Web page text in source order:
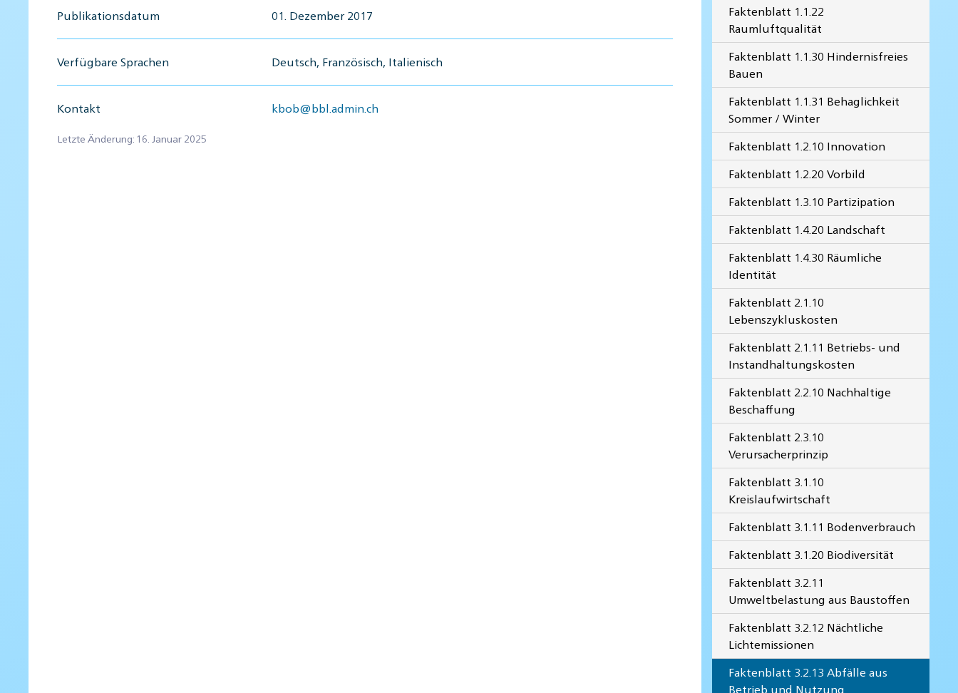
Publikationsdatum 01. Dezember 2017
Verfügbare Sprachen Deutsch, Französisch, Italienisch
Kontakt kbob@bbl.admin.ch
Letzte Änderung: 16. Januar 2025
Faktenblatt 1.1.22
Raumluftqualität
Faktenblatt 1.1.30 Hindernisfreies
Bauen
Faktenblatt 1.1.31 Behaglichkeit
Sommer / Winter
Faktenblatt 1.2.10 Innovation
Faktenblatt 1.2.20 Vorbild
Faktenblatt 1.3.10 Partizipation
Faktenblatt 1.4.20 Landschaft
Faktenblatt 1.4.30 Räumliche
Identität
Faktenblatt 2.1.10
Lebenszykluskosten
Faktenblatt 2.1.11 Betriebs- und
Instandhaltungskosten
Faktenblatt 2.2.10 Nachhaltige
Beschaffung
Faktenblatt 2.3.10
Verursacherprinzip
Faktenblatt 3.1.10
Kreislaufwirtschaft
Faktenblatt 3.1.11 Bodenverbrauch
Faktenblatt 3.1.20 Biodiversität
Faktenblatt 3.2.11
Umweltbelastung aus Baustoffen
Faktenblatt 3.2.12 Nächtliche
Lichtemissionen
Faktenblatt 3.2.13 Abfälle aus
Betrieb und Nutzung